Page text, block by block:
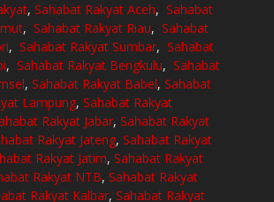
,Sahabat Rakyat Aceh,Sahabat
, Sahabat Rakyat Riau, Sahabat
,Sahabat Rakyat Sumbar,Sahabat
, Sahabat Rakyat Bengkulu, Sahabat
, Sahabat Rakyat Babel, Sahabat
Lampung, Sahabat Rakyat
Rakyat Jabar, Sahabat Rakyat
Rakyat Jateng, Sahabat Rakyat
Rakyat Jatim, Sahabat Rakyat
Rakyat NTB, Sahabat Rakyat
Rakyat Kalbar, Sahabat Rakyat